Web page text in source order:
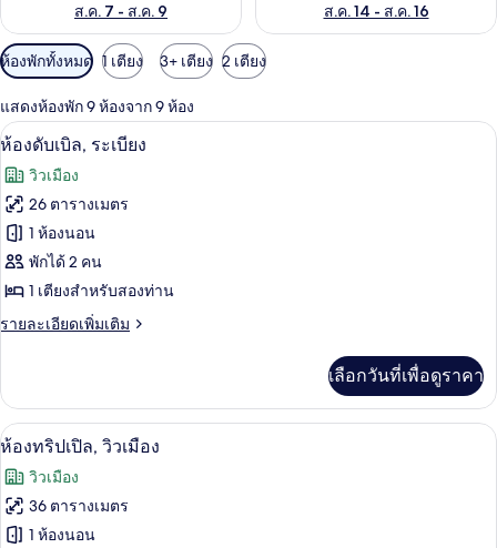
ส.ค. 7 - ส.ค. 9
ส.ค. 14 - ส.ค. 16
ตัว
กรอง
ที่
มี
ให้
สำหรับ
ห้อง
พัก
ห้องพักทั้งหมด 1 เตียง 3+ เตียง 2 เตียง
แสดงห้องพัก 9 ห้องจาก 9 ห้อง
เปิด
ภาพถ่าย
ทั้งหมด
ของ
ห้อง
ดับเบิล,
ระเบียง
ห้องดับเบิล, ระเบียง | มินิบาร์, โต๊ะท
7
ห้องดับเบิล, ระเบียง
วิวเมือง
26 ตารางเมตร
1 ห้องนอน
พักได้ 2 คน
1 เตียงสำหรับสองท่าน
รายละเอียดเพิ่มเติม
ราย
เกี่ยว
กับ
ห้อง
ระเบียง
เลือกวันที่เพื่อดูราคา
เปิด
ภาพถ่าย
ทั้งหมด
ของ
ห้องทริปเปิล, วิวเมือง | มินิบาร์, โต๊ะ
8
ห้องทริปเปิล, วิวเมือง
วิวเมือง
36 ตารางเมตร
1 ห้องนอน